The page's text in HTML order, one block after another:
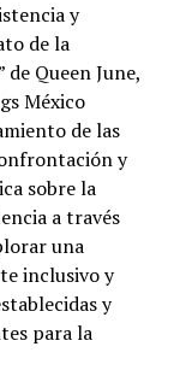
y
de la
Queen June,
México
de las
y
sobre la
a través
una
inclusivo y
y
para la